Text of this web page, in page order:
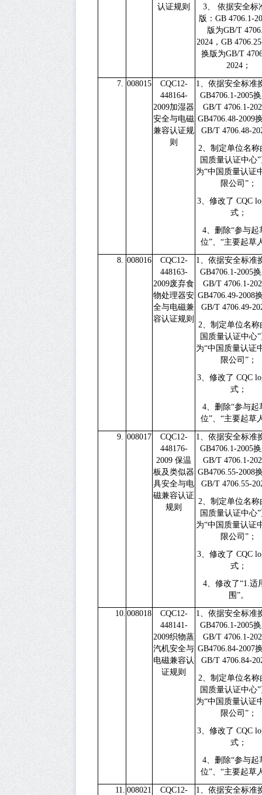
认证规则
3、 依据安全标
版： GB 4706.1-
版为GB/T
2024 ， GB
换版为GB/T
2024 ；
7. 008015
CQC12-
448164-
2009加湿器
安全与电磁
兼容认证规
则
1、 依据安全标准
GB4706.1-2005
GB/T 4706.1-
GB4706.48-2009
GB/T 4706.48-
2、 制定单位名称
国质量认证中心
为“中国质量认证
限公司”；
3、 修改了 CQC
式；
4、 删除“参与起
位” “主要起草
8. 008016
CQC12-
448163-
2009废弃食
物处理器安
全与电磁兼
容认证规则
1 、依据安全标准
GB4706.1-2005
GB/T 4706.1-
GB4706.49-2008
GB/T 4706.49-
2 、制定单位名称
国质量认证中心
为“中国质量认证
限公司”；
3 、修改了 CQC
式；
4、删除“参与起
位” “主要起草
9. 008017
CQC12-
448176-
2009 保温
板及类似器
具安全与电
磁兼容认证
规则
1 、依据安全标准
GB4706.1-2005
GB/T 4706.1-
GB4706.55-2008
GB/T 4706.55-
2 、制定单位名称
国质量认证中心
为“中国质量认证
限公司”；
3 、修改了 CQC
式；
4 、修改了“1. 适
围”。
10. 008018
CQC12-
448141-
2009织物蒸
汽机安全与
电磁兼容认
证规则
1 、依据安全标准
GB4706.1-2005
GB/T 4706.1-
GB4706.84-2007
GB/T 4706.84-
2 、制定单位名称
国质量认证中心
为“中国质量认证
限公司”；
3 、修改了 CQC
式；
4、删除“参与起
位” “主要起草
11. 008021 CQC12- 1 、依据安全标准